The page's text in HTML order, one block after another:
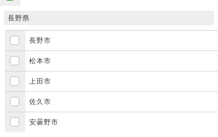
長野県
長野市
松本市
上田市
佐久市
安曇野市